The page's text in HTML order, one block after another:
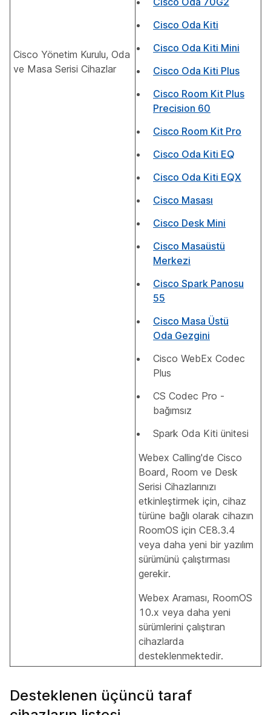
Cisco Yönetim Kurulu, Oda
ve Masa Serisi Cihazlar
Cisco Oda Kiti
Cisco Oda Kiti Mini
Cisco Oda Kiti Plus
Cisco Room Kit Plus
Precision 60
Cisco Room Kit Pro
Cisco Oda Kiti EQ
Cisco Oda Kiti EQX
Cisco Masası
Cisco Desk Mini
Cisco Masaüstü
Merkezi
Cisco Spark Panosu
55
Cisco Masa Üstü
Oda Gezgini
Cisco WebEx Codec
Plus
CS Codec Pro -
bağımsız
Spark Oda Kiti ünitesi
Webex Calling'de Cisco
Board, Room ve Desk
Serisi Cihazlarınızı
etkinleştirmek için, cihaz
türüne bağlı olarak cihazın
RoomOS için CE8.3.4
veya daha yeni bir yazılım
sürümünü çalıştırması
gerekir.
Webex Araması, RoomOS
10.x veya daha yeni
sürümlerini çalıştıran
cihazlarda
desteklenmektedir.
Desteklenen üçüncü taraf